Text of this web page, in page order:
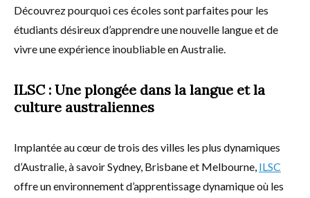
Découvrez pourquoi ces écoles sont parfaites pour les
étudiants désireux d’apprendre une nouvelle langue et de
vivre une expérience inoubliable en Australie.
ILSC : Une plongée dans la langue et la
culture australiennes
Implantée au cœur de trois des villes les plus dynamiques
d’Australie, à savoir Sydney, Brisbane et Melbourne, ILSC
offre un environnement d’apprentissage dynamique où les